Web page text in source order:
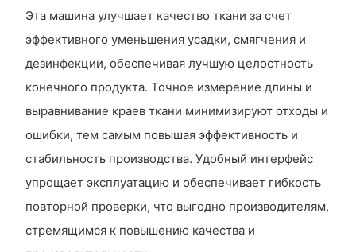
Эта машина улучшает качество ткани за счет
эффективного уменьшения усадки, смягчения и
дезинфекции, обеспечивая лучшую целостность
конечного продукта. Точное измерение длины и
выравнивание краев ткани минимизируют отходы и
ошибки, тем самым повышая эффективность и
стабильность производства. Удобный интерфейс
упрощает эксплуатацию и обеспечивает гибкость
повторной проверки, что выгодно производителям,
стремящимся к повышению качества и